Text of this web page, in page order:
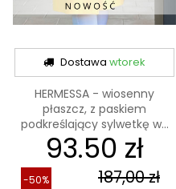
Dostawawtorek
HERMESSA - wiosenny
płaszcz, z paskiem
podkreślający sylwetkę w...
93.50 zł
187,00 zł
-50%